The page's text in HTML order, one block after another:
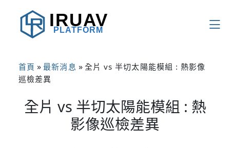
IRUAV
PLATFORM
首頁 »最新消息 » 全片 vs 半切太陽能模組 : 熱影像
巡檢差異
全片 vs 半切太陽能模組 : 熱
影像巡檢差異